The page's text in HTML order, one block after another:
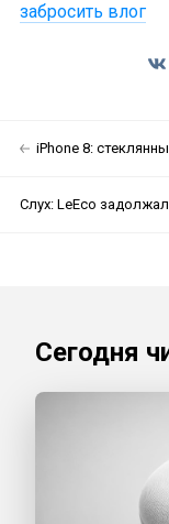
забросить влог
iPhone 8:
Слух: LeEco задолжала денег
Сегодня